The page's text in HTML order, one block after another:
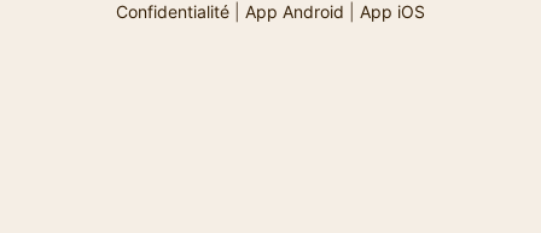
Confidentialité
App Android App iOS